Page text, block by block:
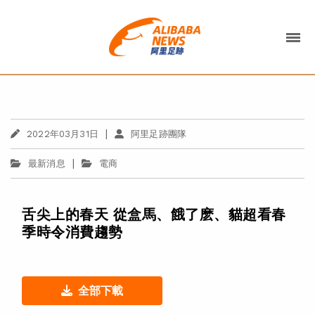
2022年03月31日 | 阿里足跡團隊
最新消息 | 電商
舌尖上的春天 從盒馬、餓了麽、貓超看春
季時令消費趨勢
全部下載